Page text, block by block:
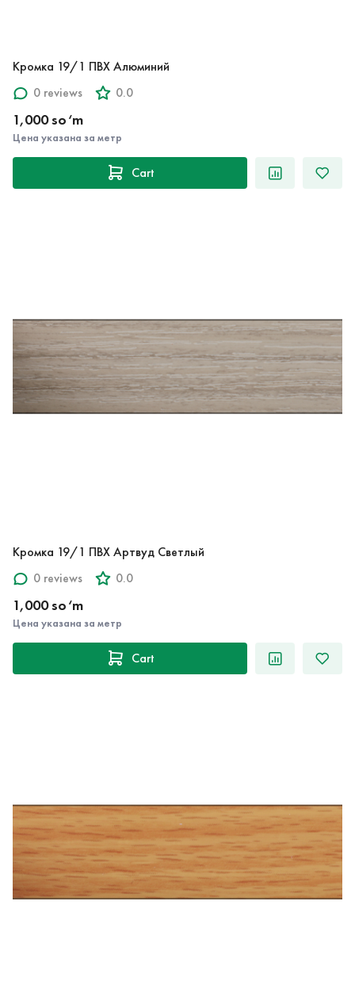
Кромка 19/1 ПВХ Алюминий
0 reviews
0.0
1,000 so‘m
Цена указана за метр
Cart
Кромка 19/1 ПВХ Артвуд Светлый
0 reviews
0.0
1,000 so‘m
Цена указана за метр
Cart